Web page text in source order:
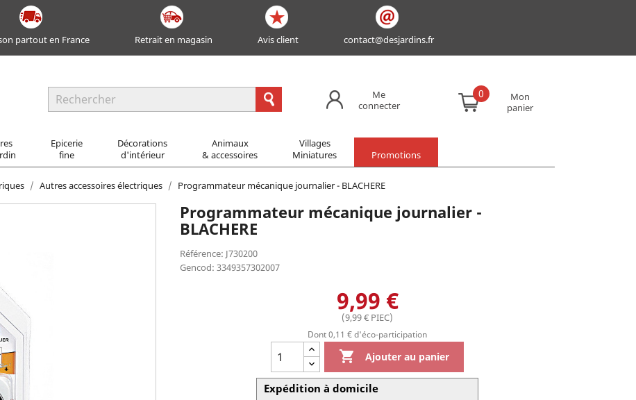
partout en France Retrait en magasin Avis client contact@desjardins.fr
Me
connecter
0
Mon
panier
Epicerie
fine
Décorations
d'intérieur
Animaux
& accessoires
Villages
Miniatures
Promotions
Autres accessoires électriques Programmateur mécanique journalier - BLACHERE
Programmateur mécanique journalier -
BLACHERE
Référence: J730200
Gencod: 3349357302007
9,99 €
(9,99 € PIEC)
Dont 0,11 € d'éco-participation
 Ajouter au panier
Expédition à domicile